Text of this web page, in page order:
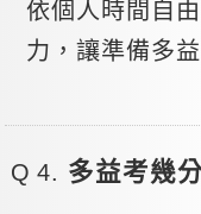
依個人時間自
力，讓準備多
多益考幾